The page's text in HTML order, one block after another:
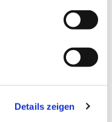
Details zeigen